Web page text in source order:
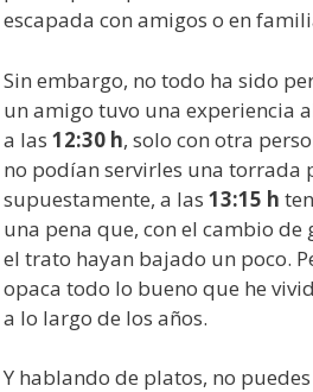
escapada con amigos o en
Sin embargo, no todo ha sido
un amigo tuvo una experiencia
a las 12:30 h, solo con otra
no podían servirles una torrada
supuestamente, a las 13:15 h
una pena que, con el cambio de
el trato hayan bajado un poco.
opaca todo lo bueno que he
a lo largo de los años.
Y hablando de platos, no